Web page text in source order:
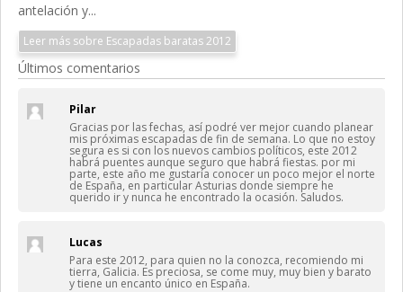
antelación y...
Leer más sobre Escapadas baratas 2012
Últimos comentarios
Pilar
Gracias por las fechas, así podré ver mejor cuando planear
mis próximas escapadas de fin de semana. Lo que no estoy
segura es si con los nuevos cambios políticos, este 2012
habrá puentes aunque seguro que habrá fiestas. por mi
parte, este año me gustaría conocer un poco mejor el norte
de España, en particular Asturias donde siempre he
querido ir y nunca he encontrado la ocasión. Saludos.
Lucas
Para este 2012, para quien no la conozca, recomiendo mi
tierra, Galicia. Es preciosa, se come muy, muy bien y barato
y tiene un encanto único en España.